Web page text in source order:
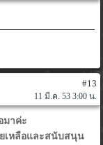
#13
11 มี.ค. 53 3:00 น.
มาค่ะ
เหลือและสนับสนุน